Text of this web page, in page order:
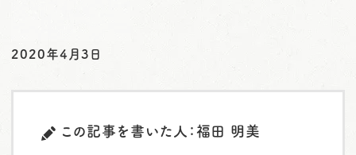
2020年4月3日
この記事を書いた人：福田 明美